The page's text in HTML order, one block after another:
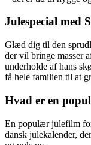
Julespecial med
Glæd dig til den
der vil bringe masser
underholde af hans
få hele familien til at
Hvad er en
En populær julefilm
dansk julekalender,